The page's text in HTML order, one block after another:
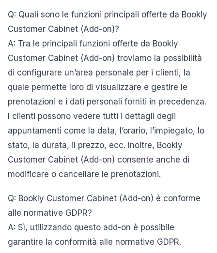
Q: Quali sono le funzioni principali offerte da Bookly
Customer Cabinet (Add-on)?
A: Tra le principali funzioni offerte da Bookly
Customer Cabinet (Add-on) troviamo la possibilità
di configurare un’area personale per i clienti, la
quale permette loro di visualizzare e gestire le
prenotazioni e i dati personali forniti in precedenza.
I clienti possono vedere tutti i dettagli degli
appuntamenti come la data, l’orario, l’impiegato, lo
stato, la durata, il prezzo, ecc. Inoltre, Bookly
Customer Cabinet (Add-on) consente anche di
modificare o cancellare le prenotazioni.
Q: Bookly Customer Cabinet (Add-on) è conforme
alle normative GDPR?
A: Sì, utilizzando questo add-on è possibile
garantire la conformità alle normative GDPR.